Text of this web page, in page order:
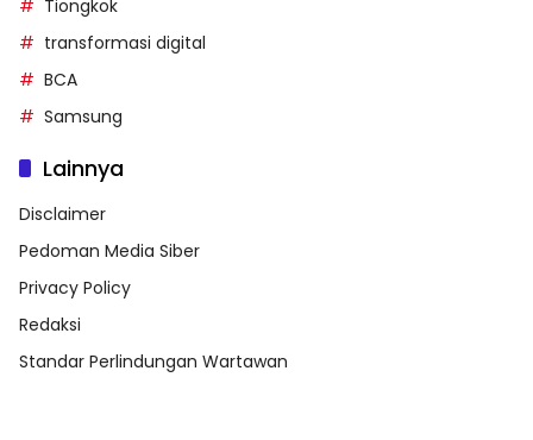
Tiongkok
transformasi digital
BCA
Samsung
Lainnya
Disclaimer
Pedoman Media Siber
Privacy Policy
Redaksi
Standar Perlindungan Wartawan